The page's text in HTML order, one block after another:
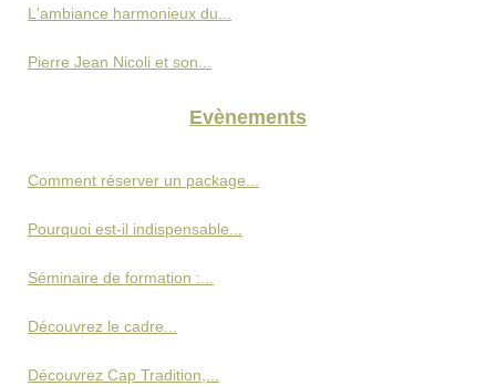
L'ambiance harmonieux du...
Pierre Jean Nicoli et son...
Evènements
Comment réserver un package...
Pourquoi est-il indispensable...
Séminaire de formation :...
Découvrez le cadre...
Découvrez Cap Tradition,...